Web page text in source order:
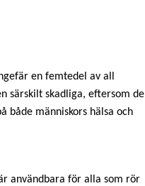
en femtedel av all
särskilt skadliga, eftersom de
både människors hälsa och
användbara för alla som rör